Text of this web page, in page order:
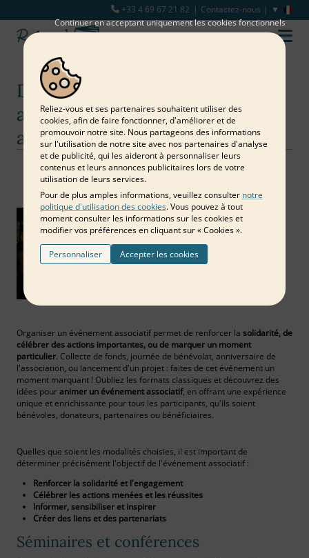
+33 4 69 67 21 82 Contactez-nous
Des idées d'activités pour
animer l'événement de votre
association
Notre blog
Entreprise
Des idées d'activités pour animer l'événement de votre association
Organiser un événement associatif permet de renforcer la solidarité, de
célébrer des actions importantes, ou de marquer un moment
particulier. Collecte de fonds, journée de bénévolat, anniversaire de
l'association, ou lancement d'un projet : faites de cet événement un
moment marquant ! Oubliez les formats classiques et découvrez des
idées pouranimer un événement associatif, en offrant une expérience
unique et enrichissante pour tous les participants, qu'ils soient
bénévoles, donateurs, partenaires ou bénéficiaires.
Quelles que soient les modalités choisies, il est important de
déterminer précisément l'objectif de l'événement associatif :
Renforcer la solidarité et l'engagement
Célébrer les actions menées et les réussites
Informer, sensibiliser et inspirer
Créer des liens et des partenariats
Séminaires et conférences
Continuer en acceptant uniquement les cookies fonctionnels
Reliez‑vous et ses partenaires souhaitent utiliser des
cookies, afin de faire fonctionner, d'améliorer et de
promouvoir notre site. Nous partageons des informations
sur l'utilisation de notre site avec nos partenaires d'analyse
et de publicité, qui les aideront à personnaliser leurs
contenus et leurs annonces publicitaires lors de votre
utilisation de leurs services.
Pour de plus amples informations, veuillez consulter notre
politique d'utilisation des cookies. Vous pouvez à tout
moment consulter les informations sur les cookies et
modifier vos préférences en cliquant sur « Cookies ».
Personnaliser Accepter les cookies